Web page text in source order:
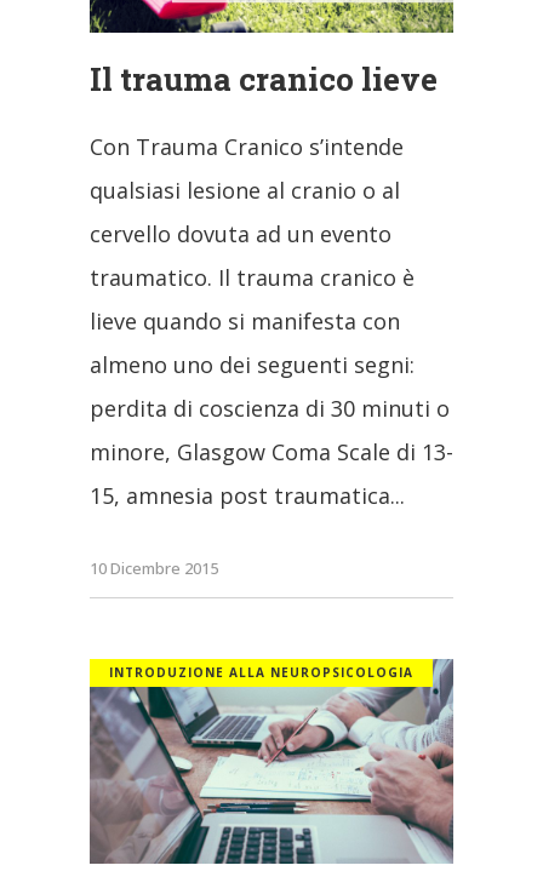
Il trauma cranico lieve
Con Trauma Cranico s’intende
qualsiasi lesione al cranio o al
cervello dovuta ad un evento
traumatico. Il trauma cranico è
lieve quando si manifesta con
almeno uno dei seguenti segni:
perdita di coscienza di 30 minuti o
minore, Glasgow Coma Scale di 13-
15, amnesia post traumatica
10 Dicembre 2015
INTRODUZIONE ALLA NEUROPSICOLOGIA